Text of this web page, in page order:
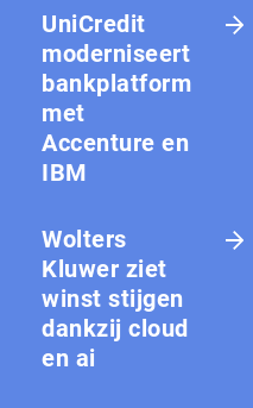
UniCredit
moderniseert
bankplatform
met
Accenture en
IBM
Wolters
Kluwer ziet
winst stijgen
dankzij cloud
en ai